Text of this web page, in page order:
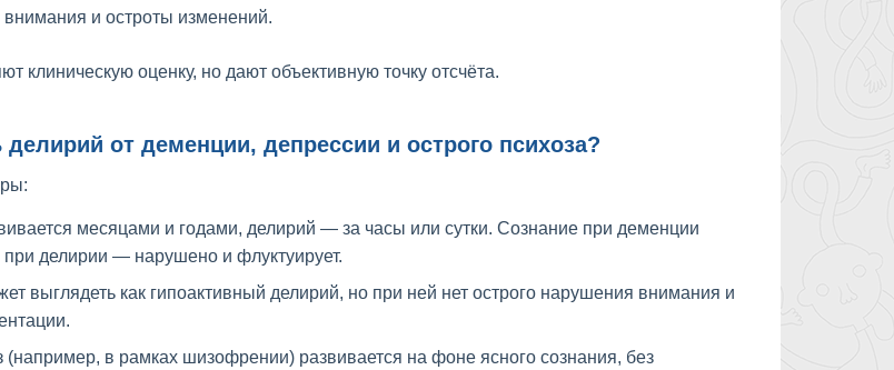
внимания и остроты изменений.
клиническую оценку, но дают объективную точку отсчёта.
делирий от деменции, депрессии и острого психоза?
месяцами и годами, делирий — за часы или сутки. Сознание при деменции
делирии — нарушено и флуктуирует.
выглядеть как гипоактивный делирий, но при ней нет острого нарушения внимания и
(например, в рамках шизофрении) развивается на фоне ясного сознания, без